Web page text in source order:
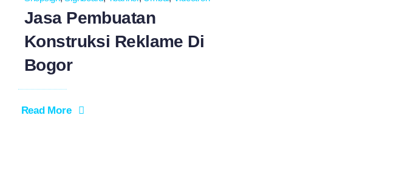
Jasa Pembuatan
Konstruksi Reklame Di
Bogor
Read More